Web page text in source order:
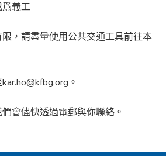
義工
，請盡量使用公共交通工具前往本
。
會儘快透過電郵與你聯絡。